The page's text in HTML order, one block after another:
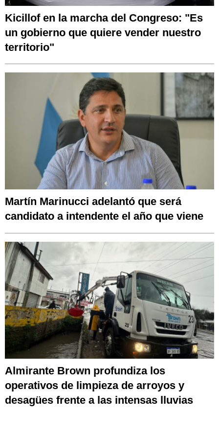
Kicillof en la marcha del Congreso: "Es
un gobierno que quiere vender nuestro
territorio"
Martín Marinucci adelantó que será
candidato a intendente el año que viene
Almirante Brown profundiza los
operativos de limpieza de arroyos y
desagües frente a las intensas lluvias